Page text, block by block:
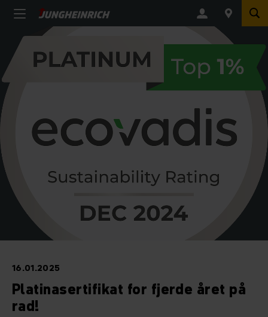
16.01.2025
Platinasertifikat for fjerde året på
rad!